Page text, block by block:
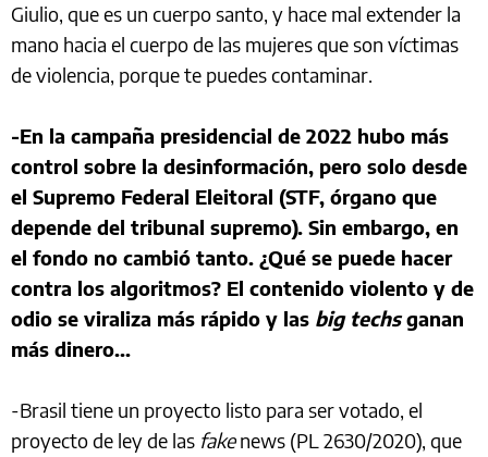
Giulio, que es un cuerpo santo, y hace mal extender la
mano hacia el cuerpo de las mujeres que son víctimas
de violencia, porque te puedes contaminar.
-En la campaña presidencial de 2022 hubo más
control sobre la desinformación, pero solo desde
el Supremo Federal Eleitoral (STF, órgano que
depende del tribunal supremo). Sin embargo, en
el fondo no cambió tanto. ¿Qué se puede hacer
contra los algoritmos? El contenido violento y de
odio se viraliza más rápido y las big techsganan
más dinero...
-Brasil tiene un proyecto listo para ser votado, el
proyecto de ley de las fakenews (PL 2630/2020), que